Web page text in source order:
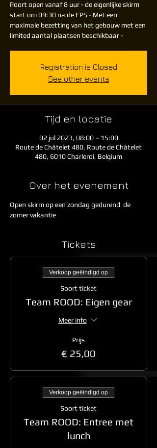
Poort open vanaf 8 uur - de eigenlijke skirm
start om 09:30 na de FPS - Met een
maximale bezetting van het gebouw met een
Registration is Closed
See other events
Tijd en locatie
02 jul 2023, 08:00 – 15:00
Route de Châtelet 480, Route de Châtelet
480, 6010 Charleroi, Belgium
Over het evenement
Open skirm op een zondag gedurend  de
zomer vakantie
Tickets
Verkoop geëindigd op
Soort ticket
Team ROOD: Eigen gear
Meer info
Prijs
€ 25,00
Verkoop geëindigd op
Soort ticket
Team ROOD: Entree met
lunch